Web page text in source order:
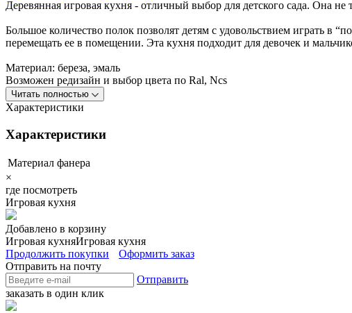
Деревянная игровая кухня - отличный выбор для детского сада. Она
Большое количество полок позволят детям с удовольствием играть в
перемещать ее в помещении. Эта кухня подходит для девочек и
Материал: береза, эмаль
Возможен редизайн и выбор цвета по Ral, Ncs
Читать полностью
Характеристики
Характеристики
Материал фанера
×
где посмотреть
Игровая кухня
Добавлено в корзину
Игровая кухняИгровая кухня
Продолжить покупки
Оформить заказ
Отправить на почту
Отправить
заказать в один клик